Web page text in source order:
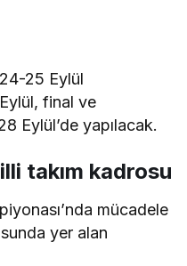
25 Eylül
final ve
Eylül’de yapılacak.
takım kadrosu
mücadele
yer alan